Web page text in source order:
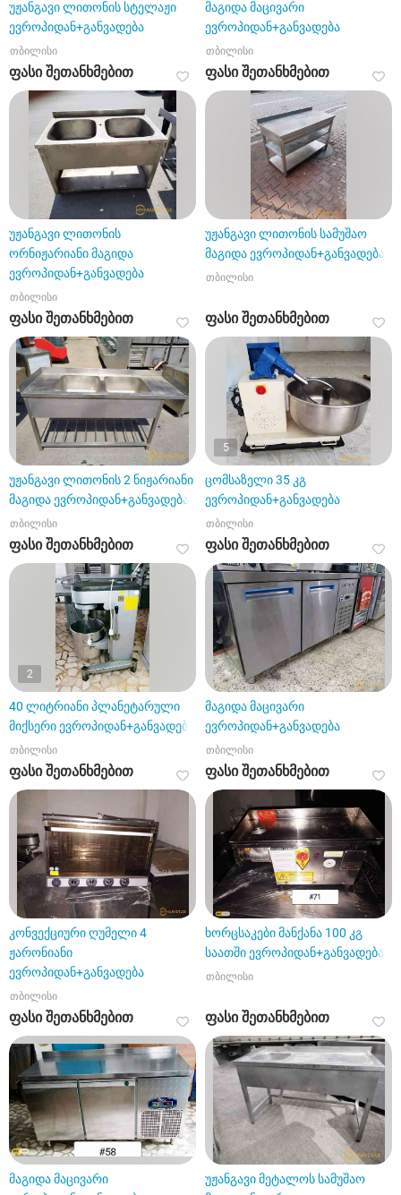
უჟანგავი ლითონის სტელაჟი
ევროპიდან+განვადება
თბილისი
ფასი შეთანხმებით
მაგიდა მაცივარი
ევროპიდან+განვადება
თბილისი
ფასი შეთანხმებით
უჟანგავი ლითონის
ორნიჟარიანი მაგიდა
ევროპიდან+განვადება
თბილისი
ფასი შეთანხმებით
უჟანგავი ლითონის სამუშაო
მაგიდა ევროპიდან+განვადება
თბილისი
ფასი შეთანხმებით
უჟანგავი ლითონის 2 ნიჟარიანი
მაგიდა ევროპიდან+განვადება
თბილისი
ფასი შეთანხმებით
5
ცომსაზელი 35 კგ
ევროპიდან+განვადება
თბილისი
ფასი შეთანხმებით
2
40 ლიტრიანი პლანეტარული
მიქსერი ევროპიდან+განვადება
თბილისი
ფასი შეთანხმებით
მაგიდა მაცივარი
ევროპიდან+განვადება
თბილისი
ფასი შეთანხმებით
კონვექციური ღუმელი 4
ჟარონიანი
ევროპიდან+განვადება
თბილისი
ფასი შეთანხმებით
ხორცსაკები მანქანა 100 კგ
საათში ევროპიდან+განვადება
თბილისი
ფასი შეთანხმებით
მაგიდა მაცივარი
უჟანგავი მეტალოს სამუშაო